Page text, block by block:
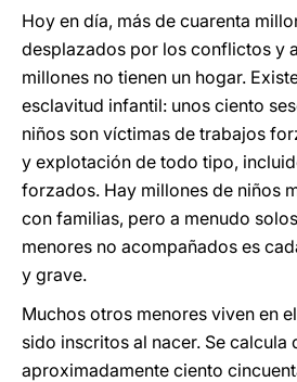
Hoy en día, más de cuarenta
desplazados por los conflictos y
millones no tienen un hogar.
esclavitud infantil: unos ciento
niños son víctimas de trabajos
y explotación de todo tipo,
forzados. Hay millones de niños
con familias, pero a menudo
menores no acompañados es
y grave.
Muchos otros menores viven en
sido inscritos al nacer. Se calcula
aproximadamente ciento